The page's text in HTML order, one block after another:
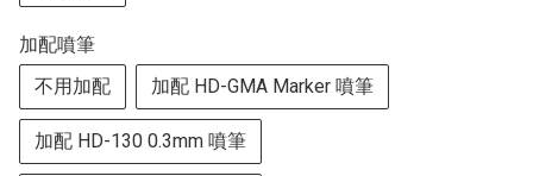
加配噴筆
不用加配
加配 HD-GMA Marker 噴筆
加配 HD-130 0.3mm 噴筆